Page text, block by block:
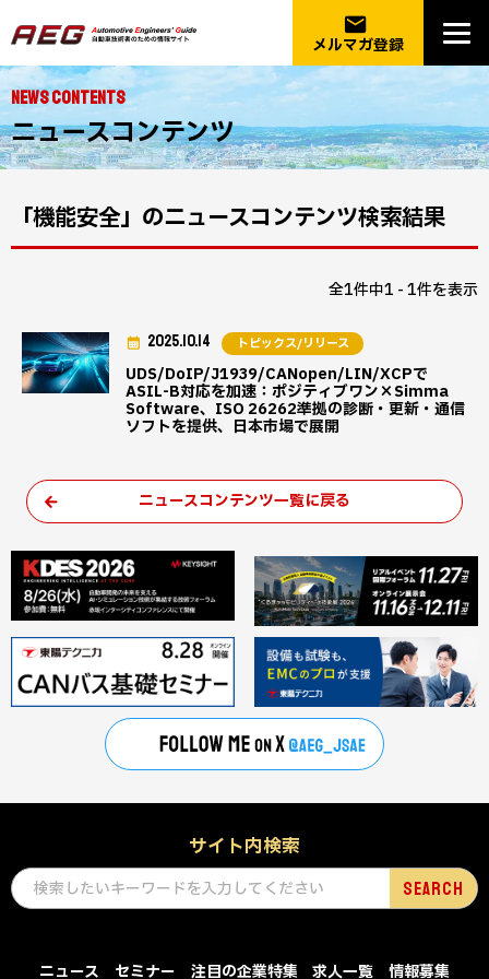
email
メルマガ登録
NEWS CONTENTS
ニュースコンテンツ
「機能安全」のニュースコンテンツ検索結果
全1件中1 - 1件を表示
UDS/DoIP/J1939/CANopen/LIN/XCPで
ASIL-B対応を加速：ポジティブワン×Simma
Software、ISO 26262準拠の診断・更新・通信
ソフトを提供、日本市場で展開
2025.10.14 トピックス/リリース
ニュースコンテンツ一覧に戻る
サイト内検索
ニュース セミナー 注目の企業特集 求人一覧 情報募集